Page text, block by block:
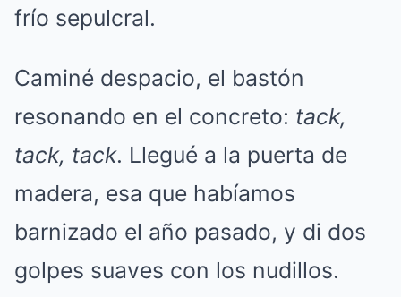
frío sepulcral.
Caminé despacio, el bastón
resonando en el concreto: tack,
tack, tack. Llegué a la puerta de
madera, esa que habíamos
barnizado el año pasado, y di dos
golpes suaves con los nudillos.